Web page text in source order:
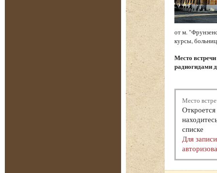
от м.
курсы,
Место
радиогидами
Место
списке
Для